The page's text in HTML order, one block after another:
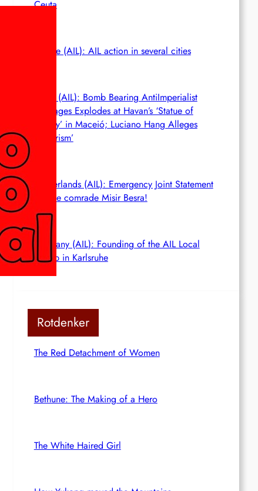
Ceuta
France (AIL): AIL action in several cities
Brasil (AIL): Bomb Bearing AntiImperialist
Messages Explodes at Havan’s ‘Statue of
Liberty’ in Maceió; Luciano Hang Alleges
‘Terrorism’
Netherlands (AIL): Emergency Joint Statement
– Free comrade Misir Besra!
Germany (AIL): Founding of the AIL Local
Group in Karlsruhe
Rotdenker
The Red Detachment of Women
Bethune: The Making of a Hero
The White Haired Girl